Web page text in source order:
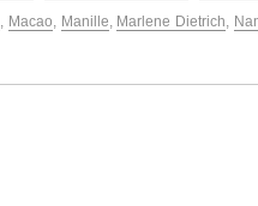
, Macao, Manille, Marlene Dietrich,